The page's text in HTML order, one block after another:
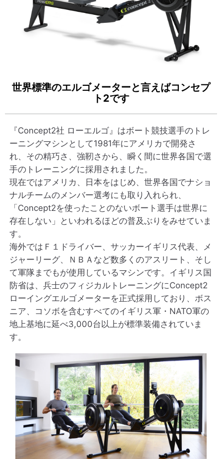
世界標準のエルゴメーターと言えばコンセプ
ト2です
『Concept2社 ローエルゴ』はボート競技選手のトレ
ーニングマシンとして1981年にアメリカで開発さ
れ、その精巧さ、強靭さから、瞬く間に世界各国で選
手のトレーニングに採用されました。
現在ではアメリカ、日本をはじめ、世界各国でナショ
ナルチームのメンバー選考にも取り入れられ、
「Concept2を使ったことのないボート選手は世界に
存在しない」といわれるほどの普及ぶりをみせていま
す。
海外ではＦ１ドライバー、サッカーイギリス代表、メ
ジャーリーグ、ＮＢＡなど数多くのアスリート、そし
て軍隊までもが使用しているマシンです。イギリス国
防省は、兵士のフィジカルトレーニングにConcept2
ローイングエルゴメーターを正式採用しており、ボス
ニア、コソボを含むすべてのイギリス軍・NATO軍の
地上基地に延べ3,000台以上が標準装備されていま
す。